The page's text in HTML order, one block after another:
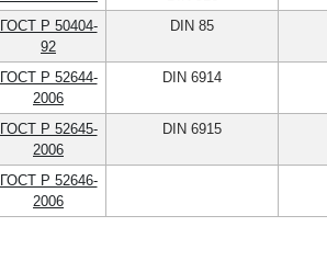
ГОСТ Р 50404-
92
DIN 85
ГОСТ Р 52644-
2006
DIN 6914
ГОСТ Р 52645-
2006
DIN 6915
ГОСТ Р 52646-
2006